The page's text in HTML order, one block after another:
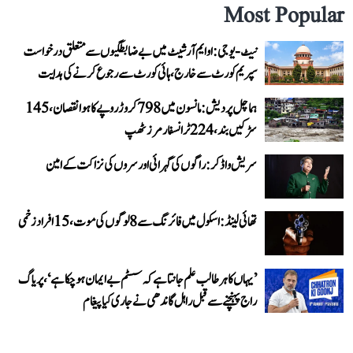
Most Popular
نیٹ-یو جی: او ایم آر شیٹ میں بے ضابطگیوں سے متعلق درخواست
سپریم کورٹ سے خارج، ہائی کورٹ سے رجوع کرنے کی ہدایت
ہماچل پردیش: مانسون میں 798 کروڑ روپے کا ہوا نقصان، 145
سڑکیں بند، 224 ٹرانسفارمرز ٹھپ
سریش واڈکر: راگوں کی گہرائی اور سروں کی نزاکت کے امین
تھائی لینڈ: اسکول میں فائرنگ سے 8 لوگوں کی موت، 15 افراد زخمی
’یہاں کا ہر طالب علم جانتا ہے کہ سسٹم بے ایمان ہو چکا ہے‘، پریاگ
راج پہنچنے سے قبل راہل گاندھی نے جاری کیا پیغام